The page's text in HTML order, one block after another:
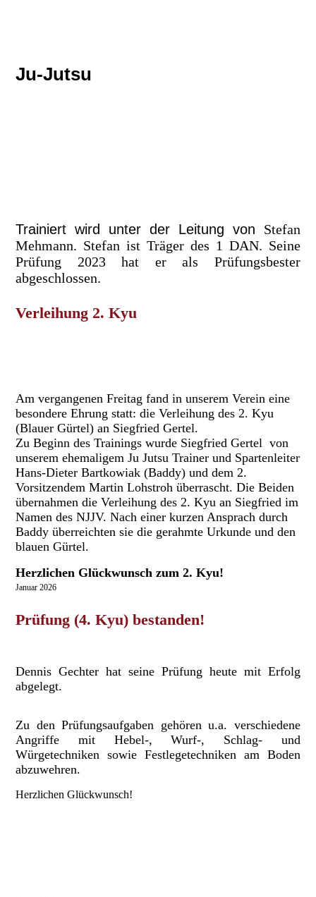
Ju-Jutsu
Trainiert wird unter der Leitung von Stefan
Mehmann. Stefan ist Träger des 1 DAN. Seine
Prüfung 2023 hat er als Prüfungsbester
abgeschlossen.
Verleihung 2. Kyu
Am vergangenen Freitag fand in unserem Verein eine
besondere Ehrung statt: die Verleihung des 2. Kyu
(Blauer Gürtel) an Siegfried Gertel.
Zu Beginn des Trainings wurde Siegfried Gertel von
unserem ehemaligem Ju Jutsu Trainer und Spartenleiter
Hans-Dieter Bartkowiak (Baddy) und dem 2.
Vorsitzendem Martin Lohstroh überrascht. Die Beiden
übernahmen die Verleihung des 2. Kyu an Siegfried im
Namen des NJJV. Nach einer kurzen Ansprach durch
Baddy überreichten sie die gerahmte Urkunde und den
blauen Gürtel.
Herzlichen Glückwunsch zum 2. Kyu!
Januar 2026
Prüfung (4. Kyu) bestanden!
Dennis Gechter hat seine Prüfung heute mit Erfolg
abgelegt.
Zu den Prüfungsaufgaben gehören u.a. verschiedene
Angriffe mit Hebel-, Wurf-, Schlag- und
Würgetechniken sowie Festlegetechniken am Boden
abzuwehren.
Herzlichen Glückwunsch!